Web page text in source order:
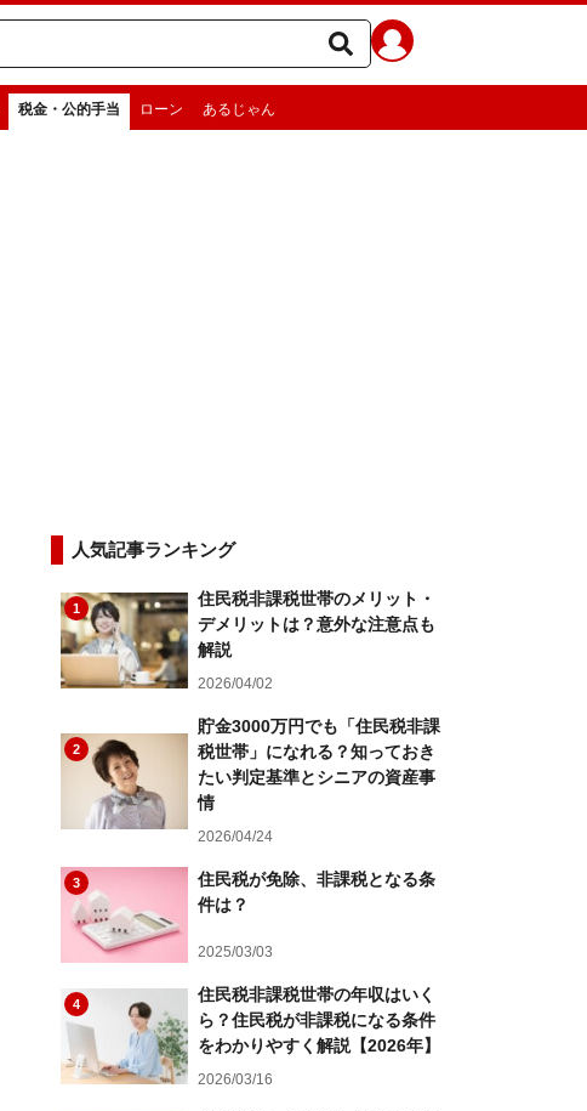
税金・公的手当 ローン あるじゃん
人気記事ランキング
1
住民税非課税世帯のメリット・
デメリットは？意外な注意点も
解説
2026/04/02
2
貯金3000万円でも「住民税非課
税世帯」になれる？知っておき
たい判定基準とシニアの資産事
情
2026/04/24
3
住民税が免除、非課税となる条
件は？
2025/03/03
4
住民税非課税世帯の年収はいく
ら？住民税が非課税になる条件
をわかりやすく解説【2026年】
2026/03/16